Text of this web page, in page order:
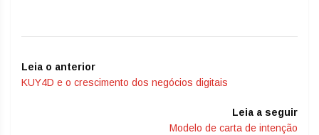
Leia o anterior
KUY4D e o crescimento dos negócios digitais
Leia a seguir
Modelo de carta de intenção